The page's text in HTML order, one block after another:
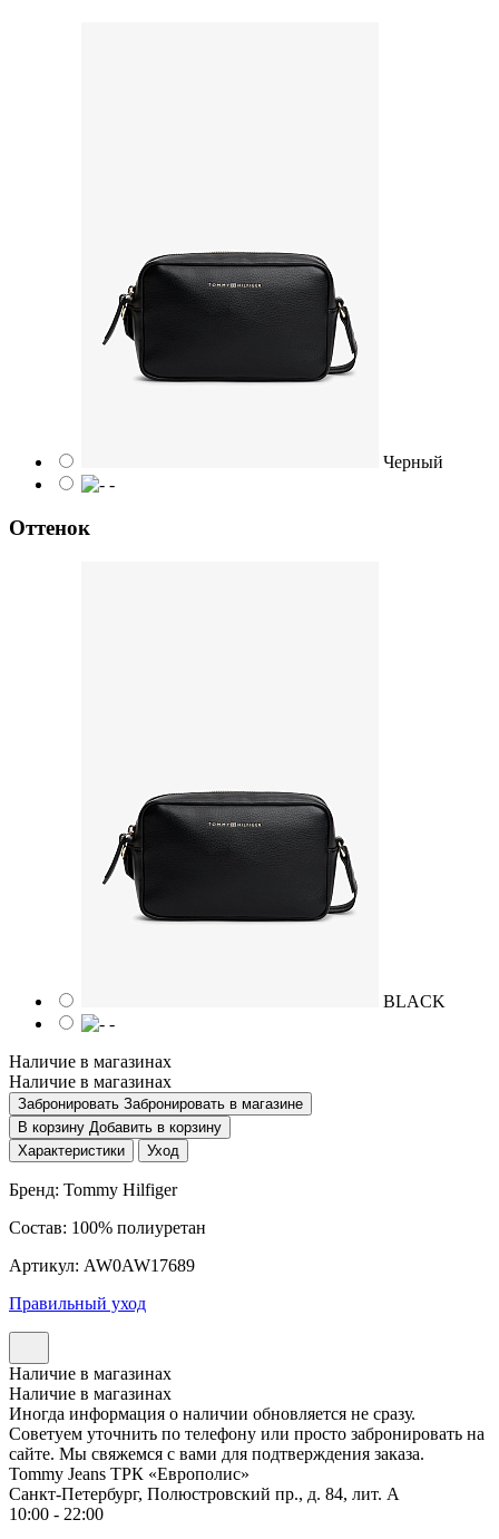
Черный
-
Оттенок
BLACK
-
Наличие в магазинах
Наличие в магазинах
Забронировать Забронировать в магазине
В корзину Добавить в корзину
Характеристики
Уход
Бренд: Tommy Hilfiger
Состав: 100% полиуретан
Артикул: AW0AW17689
Правильный уход
Наличие в магазинах
Наличие в магазинах
Иногда информация о наличии обновляется не сразу.
Советуем уточнить по телефону или просто забронировать на
сайте. Мы свяжемся с вами для подтверждения заказа.
Tommy Jeans ТРК «Европолис»
Санкт-Петербург, Полюстровский пр., д. 84, лит. А
10:00 - 22:00